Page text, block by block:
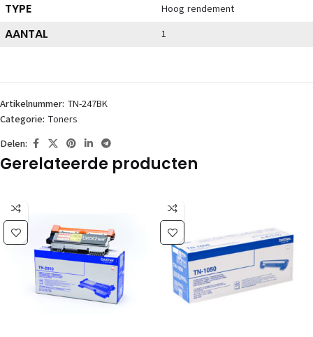
TYPE Hoog rendement
AANTAL 1
Artikelnummer: TN-247BK
Categorie: Toners
Delen:
Gerelateerde producten